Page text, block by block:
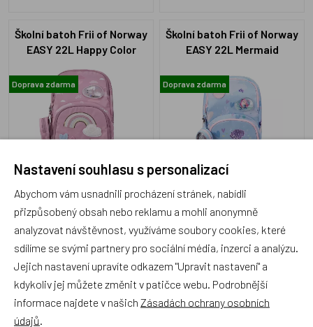
Školní batoh Frii of Norway
EASY 22L Happy Color
Doprava zdarma
FRII-24150-EASY-HappyCOLOR
Skladem 2 ks
2 999 Kč
Školní batoh Frii of Norway
EASY 22L Mermaid
Doprava zdarma
FRII-24150-EASY-MERMAID
Skladem 6 ks
2 999 Kč
Školní batoh Frii of Norway
Retro 22L Purple Unicorn
Školní batoh Frii of Norway
Backpack Retro 22L
Nastavení souhlasu s personalizací
Abychom vám usnadnili procházení stránek, nabídli
přizpůsobený obsah nebo reklamu a mohli anonymně
analyzovat návštěvnost, využíváme soubory cookies, které
sdílíme se svými partnery pro sociální média, inzerci a analýzu.
Jejich nastavení upravíte odkazem "Upravit nastavení" a
kdykoliv jej můžete změnit v patičce webu. Podrobnější
informace najdete v našich Zásadách ochrany osobních
údajů